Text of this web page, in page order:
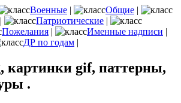
Военные | Общие |
| Патриотические |
Пожелания | Именные надписи |
ДР по годам |
картинки gif, паттерны,
.